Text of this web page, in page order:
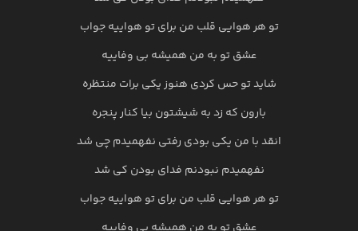
تو هر هوایی قلب من برای تو هواییه جواب
عشق تو به من همیشه بی وفاییه
شاید تو حس کردی هنوز یکی برات منتظره
بارون که زد به شیشتون بیا کنار پنجره
انقد با من یکی بودی رفتی نفهمیدم چی شد
نفهمیدم نبودنم فدای بودن کی شد
تو هر هوایی قلب من برای تو هواییه جواب